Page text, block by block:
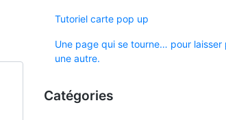
Tutoriel carte pop up
Une page qui se tourne… pour laisser
une autre.
Catégories